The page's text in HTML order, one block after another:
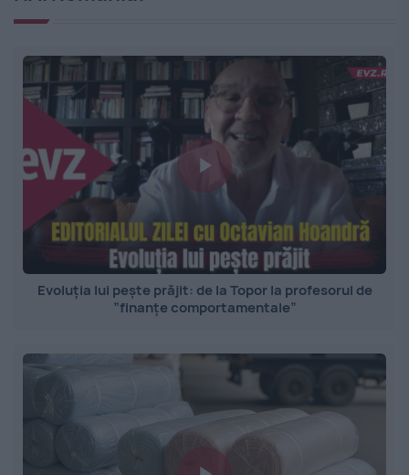
Evoluția lui pește prăjit: de la Topor la profesorul de
”finanțe comportamentale”